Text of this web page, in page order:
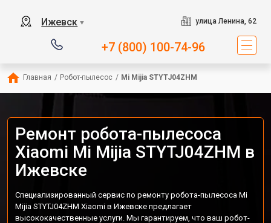
Ижевск ▼ улица Ленина, 62
+7 (800) 100-74-96
Главная / Робот-пылесос / Mi Mijia STYTJ04ZHM
Ремонт робота-пылесоса
Xiaomi Mi Mijia STYTJ04ZHM в
Ижевске
Специализированный сервис по ремонту робота-пылесоса Mi
Mijia STYTJ04ZHM Xiaomi в Ижевске предлагает
высококачественные услуги. Мы гарантируем, что ваш робот-